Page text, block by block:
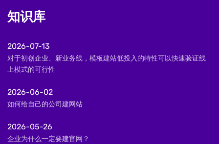
知识库
2026-07-13
对于初创企业、新业务线，模板建站低投入的特性可以快速验证线
上模式的可行性
2026-06-02
如何给自己的公司建网站
2026-05-26
企业为什么一定要建官网？